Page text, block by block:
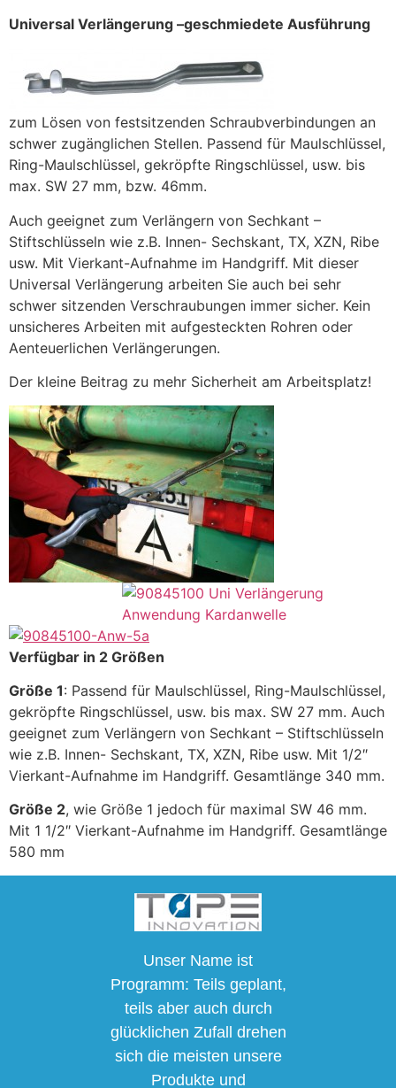
Universal Verlängerung –geschmiedete Ausführung
zum Lösen von festsitzenden Schraubverbindungen an
schwer zugänglichen Stellen. Passend für Maulschlüssel,
Ring-Maulschlüssel, gekröpfte Ringschlüssel, usw. bis
max. SW 27 mm, bzw. 46mm.
Auch geeignet zum Verlängern von Sechkant –
Stiftschlüsseln wie z.B. Innen- Sechskant, TX, XZN, Ribe
usw. Mit Vierkant-Aufnahme im Handgriff. Mit dieser
Universal Verlängerung arbeiten Sie auch bei sehr
schwer sitzenden Verschraubungen immer sicher. Kein
unsicheres Arbeiten mit aufgesteckten Rohren oder
Aenteuerlichen Verlängerungen.
Der kleine Beitrag zu mehr Sicherheit am Arbeitsplatz!
Verfügbar in 2 Größen
Größe 1: Passend für Maulschlüssel, Ring-Maulschlüssel,
gekröpfte Ringschlüssel, usw. bis max. SW 27 mm. Auch
geeignet zum Verlängern von Sechkant – Stiftschlüsseln
wie z.B. Innen- Sechskant, TX, XZN, Ribe usw. Mit 1/2″
Vierkant-Aufnahme im Handgriff. Gesamtlänge 340 mm.
Größe 2, wie Größe 1 jedoch für maximal SW 46 mm.
Mit 1 1/2″ Vierkant-Aufnahme im Handgriff. Gesamtlänge
580 mm
Unser Name ist
Programm: Teils geplant,
teils aber auch durch
glücklichen Zufall drehen
sich die meisten unsere
Produkte und